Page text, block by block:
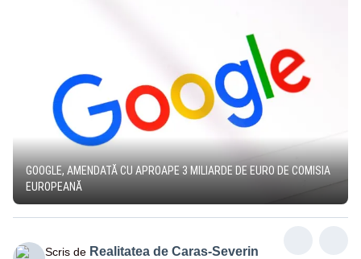
GOOGLE, AMENDATĂ CU APROAPE 3 MILIARDE DE EURO DE COMISIA
EUROPEANĂ
Scris de Realitatea de Caras-Severin